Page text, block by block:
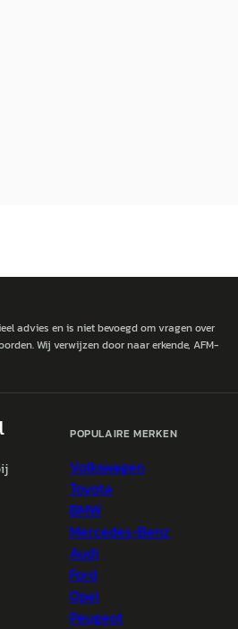
advies en is niet bevoegd om vragen over
Wij verwijzen door naar erkende, AFM-
POPULAIRE MERKEN
Volkswagen
Toyota
BMW
Mercedes-Benz
Audi
Ford
Opel
Peugeot